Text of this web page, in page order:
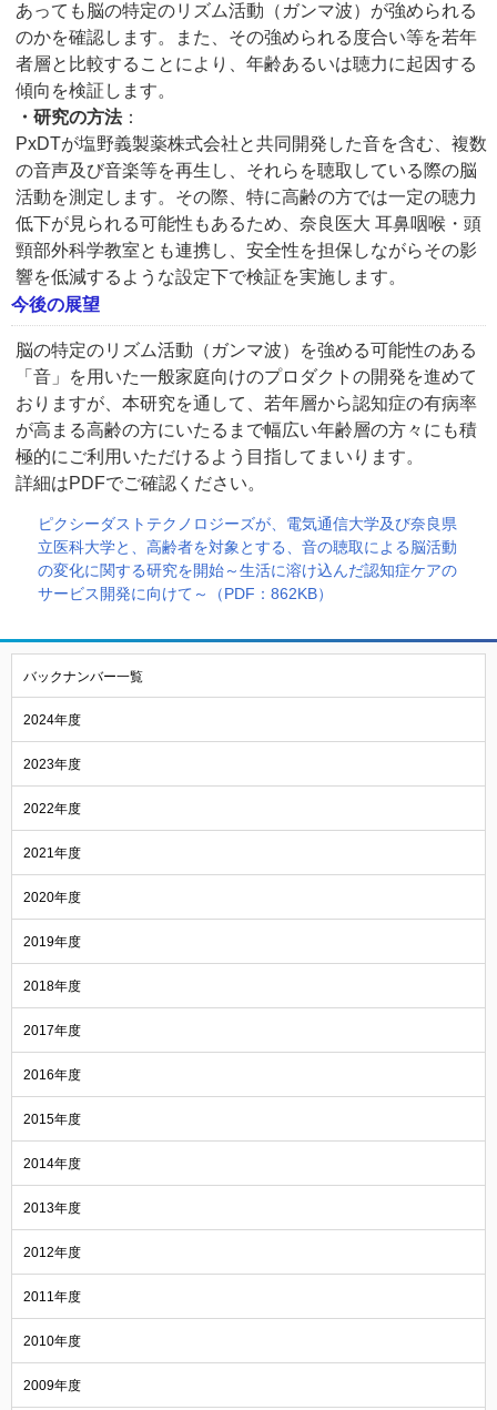
あっても脳の特定のリズム活動（ガンマ波）が強められる
のかを確認します。また、その強められる度合い等を若年
者層と比較することにより、年齢あるいは聴力に起因する
傾向を検証します。
・研究の方法：
PxDTが塩野義製薬株式会社と共同開発した音を含む、複数
の音声及び音楽等を再生し、それらを聴取している際の脳
活動を測定します。その際、特に高齢の方では一定の聴力
低下が見られる可能性もあるため、奈良医大 耳鼻咽喉・頭
頸部外科学教室とも連携し、安全性を担保しながらその影
響を低減するような設定下で検証を実施します。
今後の展望
脳の特定のリズム活動（ガンマ波）を強める可能性のある
「音」を用いた一般家庭向けのプロダクトの開発を進めて
おりますが、本研究を通して、若年層から認知症の有病率
が高まる高齢の方にいたるまで幅広い年齢層の方々にも積
極的にご利用いただけるよう目指してまいります。
詳細はPDFでご確認ください。
ピクシーダストテクノロジーズが、電気通信大学及び奈良県
立医科大学と、高齢者を対象とする、音の聴取による脳活動
の変化に関する研究を開始～生活に溶け込んだ認知症ケアの
サービス開発に向けて～（PDF：862KB）
バックナンバー一覧
2024年度
2023年度
2022年度
2021年度
2020年度
2019年度
2018年度
2017年度
2016年度
2015年度
2014年度
2013年度
2012年度
2011年度
2010年度
2009年度